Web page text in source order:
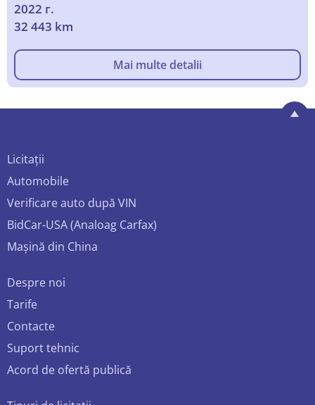
2022 г.
32 443 km
Mai multe detalii
Licitații
Automobile
Verificare auto după VIN
BidCar-USA (Analoag Carfax)
Mașină din China
Despre noi
Tarife
Contacte
Suport tehnic
Acord de ofertă publică